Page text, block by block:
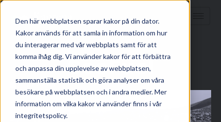
Den här webbplatsen sparar kakor på din dator.
Kakor används för att samla in information om hur
du interagerar med vår webbplats samt för att
komma ihåg dig. Vi använder kakor för att förbättra
och anpassa din upplevelse av webbplatsen,
sammanställa statistik och göra analyser om våra
besökare på webbplatsen och i andra medier. Mer
information om vilka kakor vi använder finns i vår
integritetspolicy.
HEM/KUNSKAP/
SecFuel
maj 23, 2025